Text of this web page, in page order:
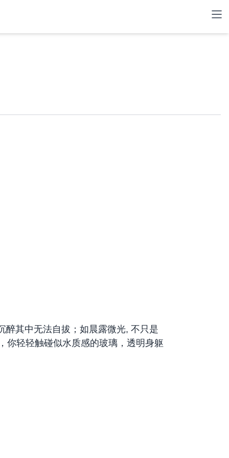
醉其中无法自拔；如晨露微光, 不只是
轻轻触碰似水质感的玻璃，透明身躯